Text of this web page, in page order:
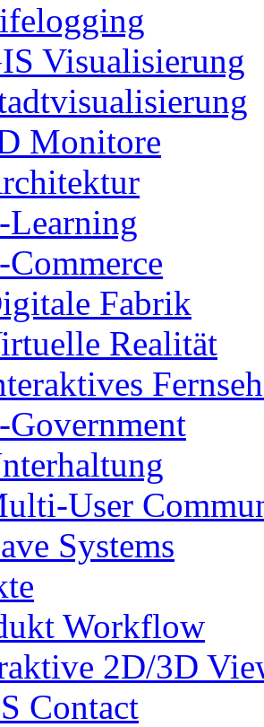
Visualisierung
Monitore
Learning
Commerce
Fabrik
Realität
Government
User
Systems
Workflow
2D/3D
Contact